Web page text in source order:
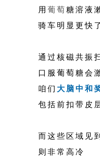
用葡萄糖溶液
骑车明显更快
通过核磁共振
口服葡萄糖会
咱们 大脑中和
包括前扣带皮
而这些区域见
则非常高冷